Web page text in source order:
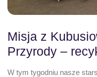
Misja z
Przyrody –
W tym tygodniu nasze